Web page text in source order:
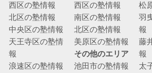
西区の塾情報
北区の塾情報
中央区の塾情報
天王寺区の塾情
報
浪速区の塾情報
西区の塾情報
南区の塾情報
北区の塾情報
美原区の塾情報
その他のエリア
池田市の塾情報
松
羽
報
藤
報
太